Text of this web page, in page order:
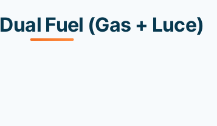
Fuel (Gas + Luce)